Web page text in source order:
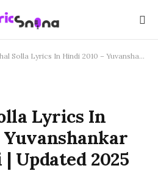
Lyrics In Hindi 2010 – Yuvanshankar Raja & Tanvi | Updated 2025
Lyrics In
Yuvanshankar
Updated 2025